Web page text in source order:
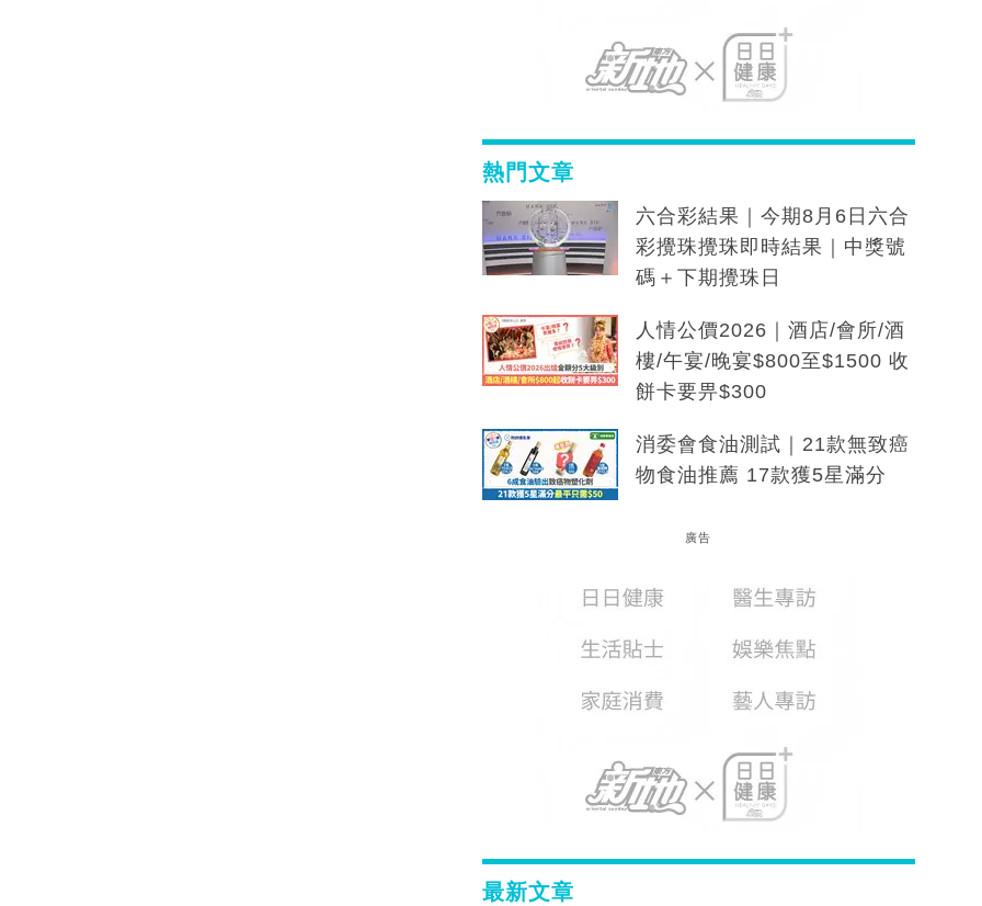
熱門文章
六合彩結果｜今期8月6日六合
彩攪珠攪珠即時結果｜中獎號
碼＋下期攪珠日
人情公價2026｜酒店/會所/酒
樓/午宴/晚宴$800至$1500 收
餅卡要畀$300
消委會食油測試｜21款無致癌
物食油推薦 17款獲5星滿分
廣告
最新文章